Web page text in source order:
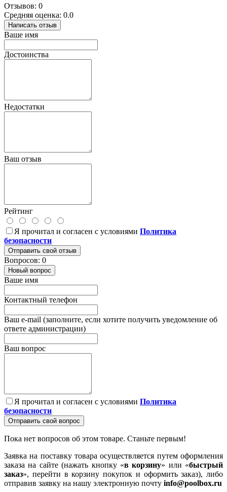
Отзывов: 0
Средняя оценка: 0.0
Написать отзыв
Ваше имя
Достоинства
Недостатки
Ваш отзыв
Рейтинг
Я прочитал и согласен с условиями Политика
безопасности
Отправить свой отзыв
Вопросов: 0
Новый вопрос
Ваше имя
Контактный телефон
Ваш e-mail (заполните, если хотите получить уведомление об
ответе администрации)
Ваш вопрос
Я прочитал и согласен с условиями Политика
безопасности
Отправить свой вопрос
Пока нет вопросов об этом товаре. Станьте первым!
Заявка на поставку товара осуществляется путем оформления
заказа на сайте (нажать кнопку «в корзину» или «быстрый
заказ», перейти в корзину покупок и оформить заказ), либо
отправив заявку на нашу электронную почту info@poolbox.ru